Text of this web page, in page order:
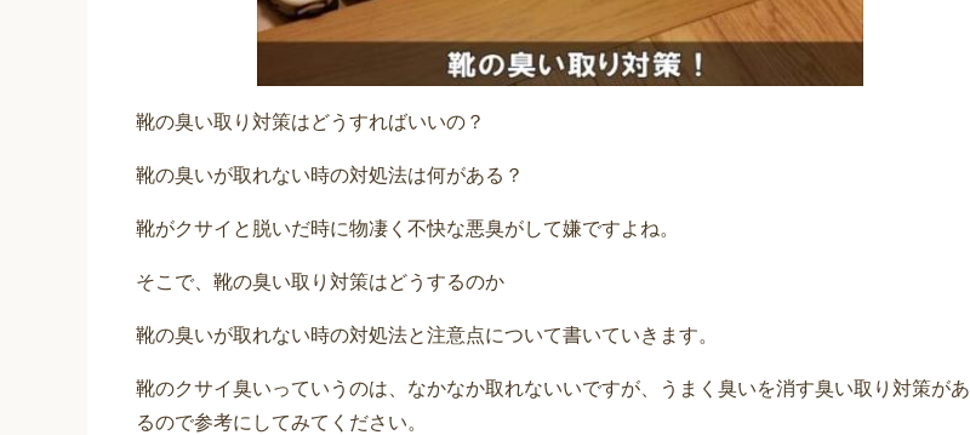
靴の臭い取り対策はどうすればいいの？
靴の臭いが取れない時の対処法は何がある？
靴がクサイと脱いだ時に物凄く不快な悪臭がして嫌ですよね。
そこで、靴の臭い取り対策はどうするのか
靴の臭いが取れない時の対処法と注意点について書いていきます。
靴のクサイ臭いっていうのは、なかなか取れないいですが、うまく臭いを消す臭い取り対策があ
るので参考にしてみてください。